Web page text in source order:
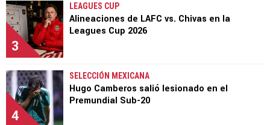
3
LEAGUES CUP
Alineaciones de LAFC vs. Chivas en la
Leagues Cup 2026
4
SELECCIÓN MEXICANA
Hugo Camberos salió lesionado en el
Premundial Sub-20